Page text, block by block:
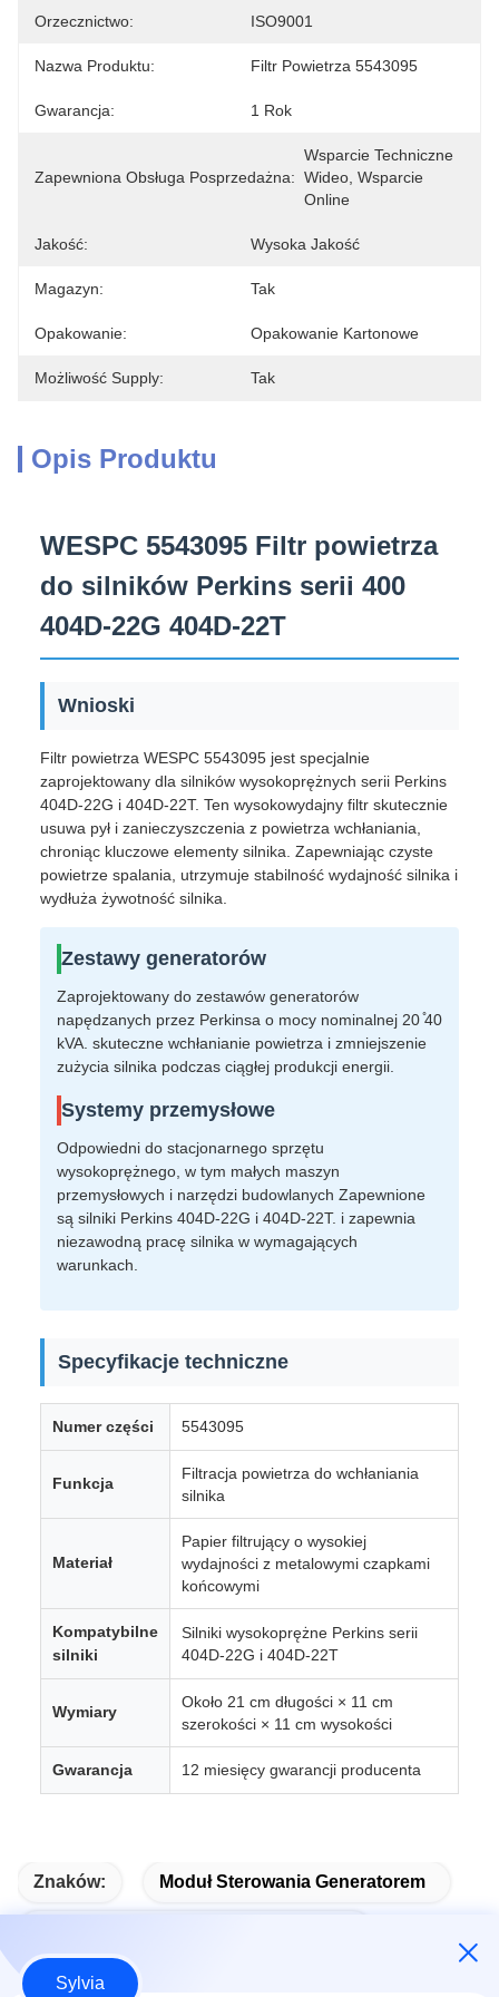
Orzecznictwo: ISO9001
Nazwa Produktu: Filtr Powietrza 5543095
Gwarancja: 1 Rok
Zapewniona Obsługa Posprzedażna:
Wsparcie Techniczne
Wideo, Wsparcie
Online
Jakość: Wysoka Jakość
Magazyn: Tak
Opakowanie: Opakowanie Kartonowe
Możliwość Supply: Tak
Opis Produktu
WESPC 5543095 Filtr powietrza
do silników Perkins serii 400
404D-22G 404D-22T
Wnioski
Filtr powietrza WESPC 5543095 jest specjalnie
zaprojektowany dla silników wysokoprężnych serii Perkins
404D-22G i 404D-22T. Ten wysokowydajny filtr skutecznie
usuwa pył i zanieczyszczenia z powietrza wchłaniania,
chroniąc kluczowe elementy silnika. Zapewniając czyste
powietrze spalania, utrzymuje stabilność wydajność silnika i
wydłuża żywotność silnika.
Zestawy generatorów
Zaprojektowany do zestawów generatorów
napędzanych przez Perkinsa o mocy nominalnej 20 ̊40
kVA. skuteczne wchłanianie powietrza i zmniejszenie
zużycia silnika podczas ciągłej produkcji energii.
Systemy przemysłowe
Odpowiedni do stacjonarnego sprzętu
wysokoprężnego, w tym małych maszyn
przemysłowych i narzędzi budowlanych Zapewnione
są silniki Perkins 404D-22G i 404D-22T. i zapewnia
niezawodną pracę silnika w wymagających
warunkach.
Specyfikacje techniczne
Numer części 5543095
Funkcja
Filtracja powietrza do wchłaniania
silnika
Materiał
Papier filtrujący o wysokiej
wydajności z metalowymi czapkami
końcowymi
Kompatybilne
silniki
Silniki wysokoprężne Perkins serii
404D-22G i 404D-22T
Wymiary
Około 21 cm długości × 11 cm
szerokości × 11 cm wysokości
Gwarancja 12 miesięcy gwarancji producenta
Znaków: Moduł Sterowania Generatorem
Sylvia